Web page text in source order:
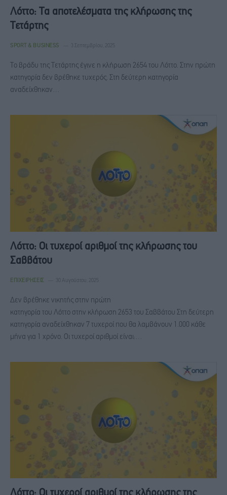
Λόττο: Τα αποτελέσματα της κλήρωσης της
Τετάρτης
SPORT & BUSINESS 3 Σεπτεμβρίου, 2025
Το βράδυ της Τετάρτης έγινε η κλήρωση 2654 του Λόττο. Στην πρώτη
κατηγορία δεν βρέθηκε τυχερός. Στη δεύτερη κατηγορία
αναδείχθηκαν…
Λόττο: Οι τυχεροί αριθμοί της κλήρωσης του
Σαββάτου
ΕΠΙΧΕΙΡΉΣΕΙΣ 30 Αυγούστου, 2025
Δεν βρέθηκε νικητής στην πρώτη
κατηγορία του Λόττο στην κλήρωση 2653 του Σαββάτου Στη δεύτερη
κατηγορία αναδείχθηκαν 7 τυχεροί που θα λαμβάνουν 1.000 κάθε
μήνα για 1 χρόνο. Οι τυχεροί αριθμοί είναι:…